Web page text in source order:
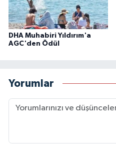
DHA Muhabiri Yıldırım'a
AGC'den Ödül
Yorumlar